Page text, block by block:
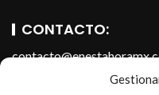
CONTACTO: